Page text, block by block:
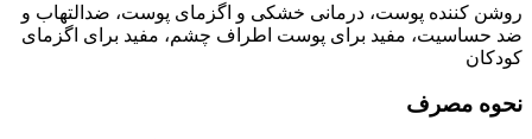
روشن کننده پوست، درمانی خشکی و اگزمای پوست، ضدالتهاب و
ضد حساسیت، مفید برای پوست اطراف چشم، مفید برای اگزمای
کودکان
نحوه مصرف